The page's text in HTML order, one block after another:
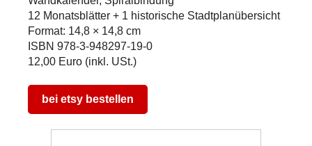
12 Monatsblätter + 1 historische Stadtplanübersicht
Format: 14,8 × 14,8 cm
ISBN 978-3-948297-19-0
12,00 Euro (inkl. USt.)
bei etsy bestellen